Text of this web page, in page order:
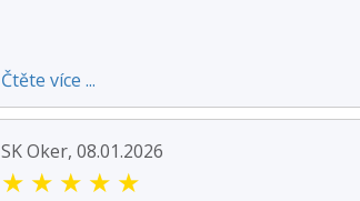
Čtěte více ...
SK Oker, 08.01.2026
★ ★ ★ ★ ★